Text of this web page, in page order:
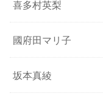
喜多村英梨
國府田マリ子
坂本真綾